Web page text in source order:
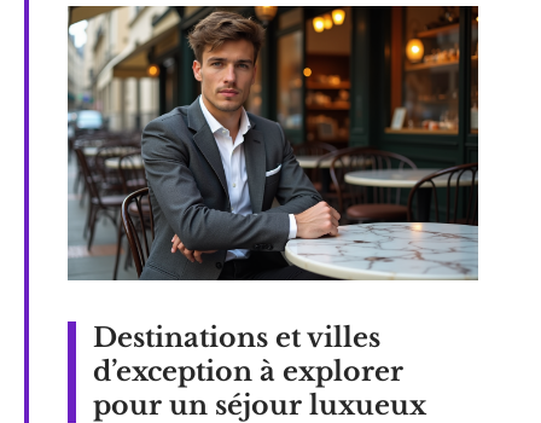
Destinations et villes
d’exception à explorer
pour un séjour luxueux